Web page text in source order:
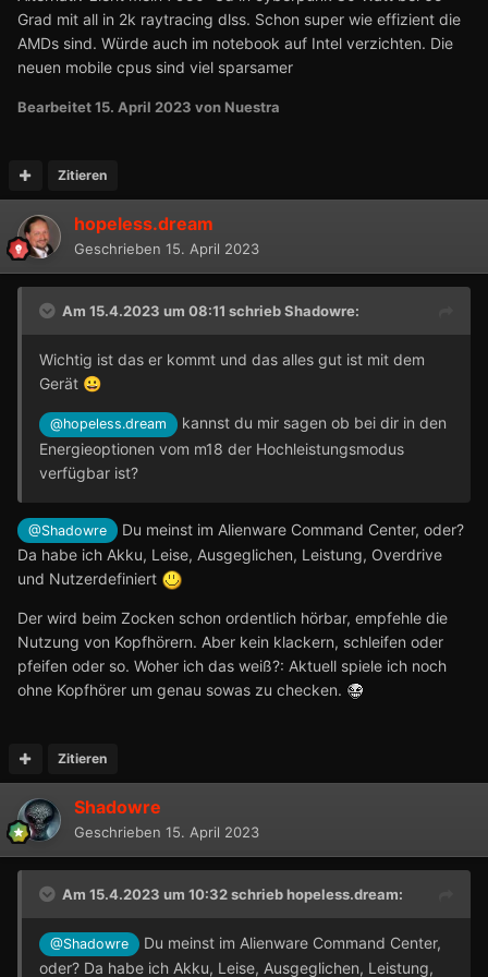
Also wenn mein offener 13900K 220 W und mehr
dauerhaft zieht (Cyberpunk 2077 in der Stadt, oder
Benchmarks), erreicht er auch 90-100 Grad, da meine
beiden NF-A12 vom U12A bei maximal 1.250 rpm laufen.
Sorgen bereitet mir das null. Natürlich hat man dann nicht
dem Moment maximale Leistung bedeutet).
Solange man nicht dauerhaft (24/7) Temperatur-Limit
fährt, ist das alles überhaupt kein Problem (auch laut
Intel-Ingenieur).
Grad mit all in 2k raytracing dlss. Schon super wie effizient die
AMDs sind. Würde auch im notebook auf Intel verzichten. Die
neuen mobile cpus sind viel sparsamer
Bearbeitet15. April 2023 von Nuestra
Zitieren
hopeless.dream
Geschrieben 15. April 2023
Am 15.4.2023 um 08:11 schriebShadowre:
Wichtig ist das er kommt und das alles gut ist mit dem
Gerät 😀
@hopeless.dream
kannst du mir sagen ob bei dir in den
Energieoptionen vom m18 der Hochleistungsmodus
verfügbar ist?
@Shadowre
Du meinst im Alienware Command Center, oder?
Da habe ich Akku, Leise, Ausgeglichen, Leistung, Overdrive
und Nutzerdefiniert
Der wird beim Zocken schon ordentlich hörbar, empfehle die
Nutzung von Kopfhörern. Aber kein klackern, schleifen oder
pfeifen oder so. Woher ich das weiß?: Aktuell spiele ich noch
ohne Kopfhörer um genau sowas zu checken.
Zitieren
Shadowre
Geschrieben 15. April 2023
Am 15.4.2023 um 10:32 schriebhopeless.dream:
@Shadowre
Du meinst im Alienware Command Center,
oder? Da habe ich Akku, Leise, Ausgeglichen, Leistung,